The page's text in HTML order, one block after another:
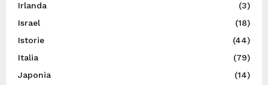
Irlanda
(3)
Israel
(18)
Istorie
(44)
Italia
(79)
Japonia
(14)